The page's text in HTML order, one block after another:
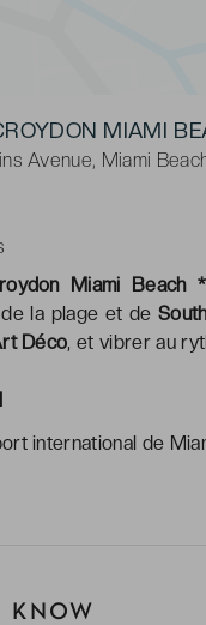
MIAMI
Avenue, Miami
Miami Beach
la plage et de
Déco, et vibrer au
international de
KNOW